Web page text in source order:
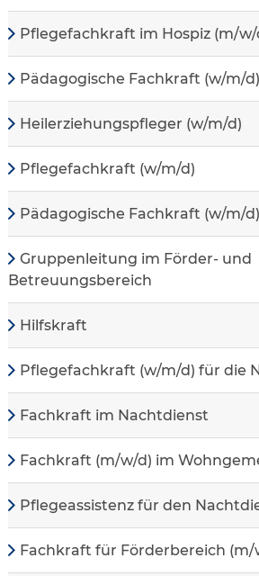
Pflegefachkraft im Hospiz (m/w/
Pädagogische Fachkraft (w/m/d)
Heilerziehungspfleger (w/m/d)
Pflegefachkraft (w/m/d)
Pädagogische Fachkraft (w/m/d)
Gruppenleitung im Förder- und
Betreuungsbereich
Hilfskraft
Pflegefachkraft (w/m/d) für die
Fachkraft im Nachtdienst
Fachkraft (m/w/d) im
Pflegeassistenz für den
Fachkraft für Förderbereich (m/